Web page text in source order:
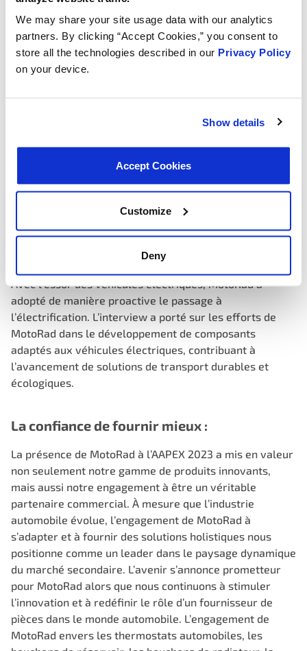
We may share your site usage data with our analytics
partners. By clicking “Accept Cookies,” you consent to
store all the technologies described in our Privacy Policy
on your device.
Show details
Accept Cookies
Customize
Deny
marché.
Naviguer dans le paysage des véhicules
Avec l’essor des véhicules électriques, MotoRad a
adopté de manière proactive le passage à
l’électrification. L’interview a porté sur les efforts de
MotoRad dans le développement de composants
adaptés aux véhicules électriques, contribuant à
l’avancement de solutions de transport durables et
écologiques.
La confiance de fournir mieux :
La présence de MotoRad à l’AAPEX 2023 a mis en valeur
non seulement notre gamme de produits innovants,
mais aussi notre engagement à être un véritable
partenaire commercial. À mesure que l’industrie
automobile évolue, l’engagement de MotoRad à
s’adapter et à fournir des solutions holistiques nous
positionne comme un leader dans le paysage dynamique
du marché secondaire. L’avenir s’annonce prometteur
pour MotoRad alors que nous continuons à stimuler
l’innovation et à redéfinir le rôle d’un fournisseur de
pièces dans le monde automobile. L’engagement de
MotoRad envers les thermostats automobiles, les